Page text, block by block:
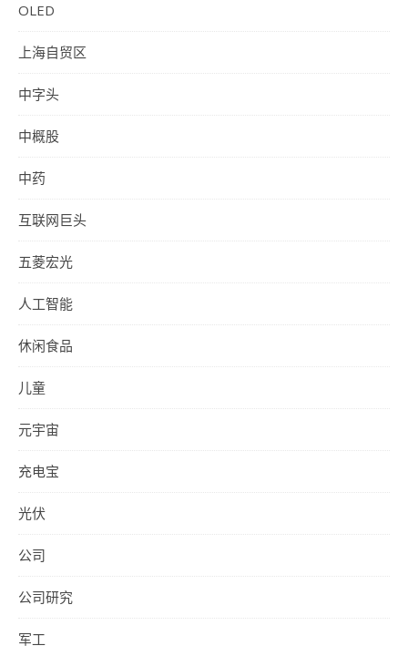
OLED
上海自贸区
中字头
中概股
中药
互联网巨头
五菱宏光
人工智能
休闲食品
儿童
元宇宙
充电宝
光伏
公司
公司研究
军工